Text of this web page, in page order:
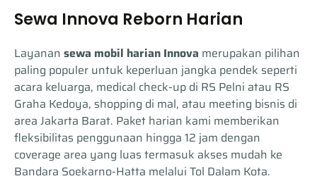
Sewa Innova Reborn Harian
Layanan sewa mobil harian Innova merupakan pilihan
paling populer untuk keperluan jangka pendek seperti
acara keluarga, medical check-up di RS Pelni atau RS
Graha Kedoya, shopping di mal, atau meeting bisnis di
area Jakarta Barat. Paket harian kami memberikan
fleksibilitas penggunaan hingga 12 jam dengan
coverage area yang luas termasuk akses mudah ke
Bandara Soekarno-Hatta melalui Tol Dalam Kota.